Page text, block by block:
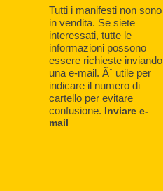
Tutti i manifesti non sono
in vendita. Se siete
interessati, tutte le
informazioni possono
essere richieste inviando
una e-mail. Ãˆ utile per
indicare il numero di
cartello per evitare
confusione. Inviare e-
mail